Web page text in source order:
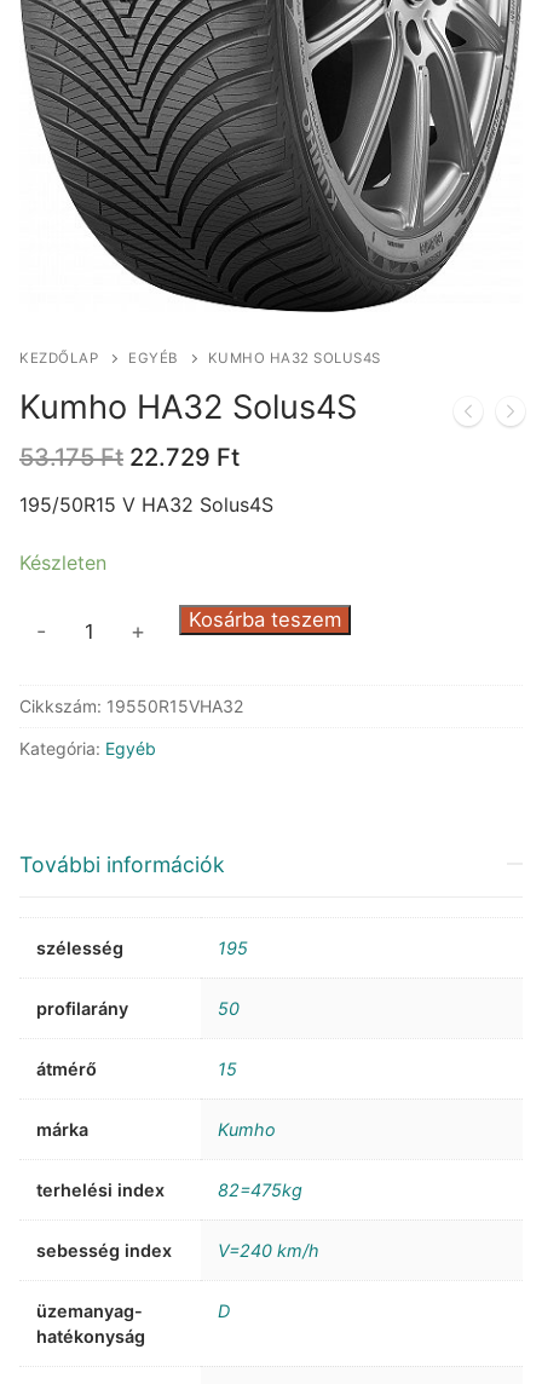
KEZDŐLAP EGYÉB KUMHO HA32 SOLUS4S
Kumho HA32 Solus4S
53.175Ft Original
was:
22.729 FtCurrent
is:
195/50R15 V HA32 Solus4S
Készleten
mennyiség
- + Kosárba teszem
Cikkszám: 19550R15VHA32
Kategória: Egyéb
További információk
szélesség 195
profilarány 50
átmérő 15
márka Kumho
terhelési index 82=475kg
sebesség index V=240 km/h
üzemanyag-
hatékonyság
D